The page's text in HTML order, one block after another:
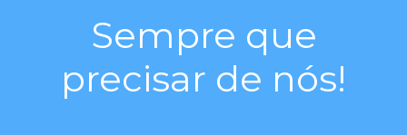
Sempre que
precisar de nós!